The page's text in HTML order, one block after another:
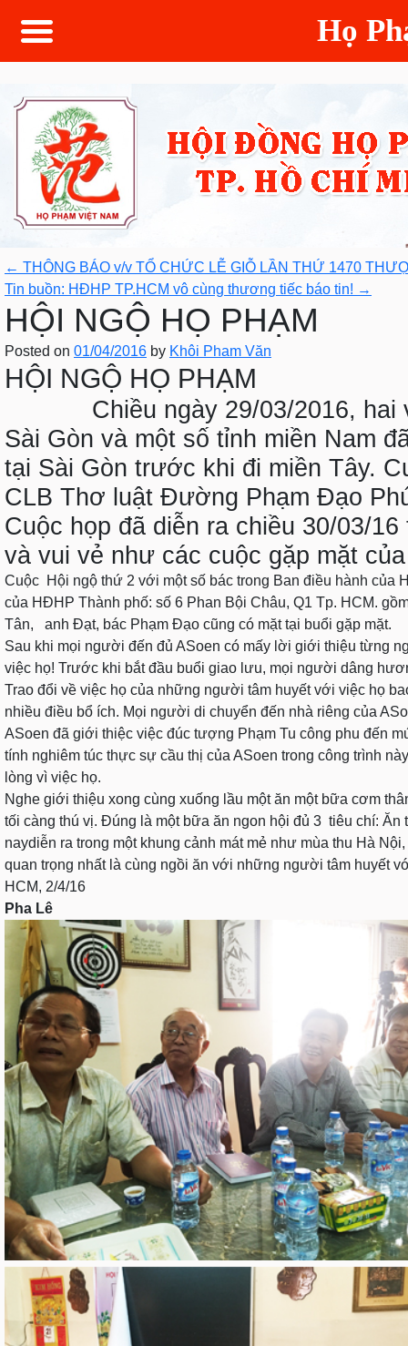
← THÔNG BÁO v/v TỔ CHỨC LỄ GIỖ LẦN THỨ 1470
Tin buồn: HĐHP TP.HCM vô cùng thương tiếc báo tin! →
HỘI NGỘ HỌ PHẠM
Posted on 01/04/2016 by Khôi Pham Văn
HỘI NGỘ HỌ PHẠM
Chiều ngày 29/03/2016, hai vợ
Sài Gòn và một số tỉnh miền Nam
tại Sài Gòn trước khi đi miền Tây.
CLB Thơ luật Đường Phạm Đạo
Cuộc họp đã diễn ra chiều 30/03/
và vui vẻ như các cuộc gặp mặt
Cuộc Hội ngộ thứ 2 với một số bác trong Ban điều hành của
của HĐHP Thành phố: số 6 Phan Bội Châu, Q1 Tp. HCM.
Tân, anh Đạt, bác Phạm Đạo cũng có mặt tại buổi gặp mặt.
Sau khi mọi người đến đủ ASoen có mấy lời giới thiệu từng
việc họ! Trước khi bắt đầu buổi giao lưu, mọi người dâng
Trao đổi về việc họ của những người tâm huyết với việc họ
nhiều điều bổ ích. Mọi người di chuyển đến nhà riêng của
ASoen đã giới thiệc việc đúc tượng Phạm Tu công phu đến
tính nghiêm túc thực sự cầu thị của ASoen trong công trình
lòng vì việc họ.
Nghe giới thiệu xong cùng xuống lầu một ăn một bữa cơm
tối càng thú vị. Đúng là một bữa ăn ngon hội đủ 3 tiêu chí:
naydiễn ra trong một khung cảnh mát mẻ như mùa thu Hà
quan trọng nhất là cùng ngồi ăn với những người tâm huyết
HCM, 2/4/16
Pha Lê
Họ